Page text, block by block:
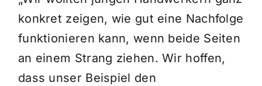
konkret zeigen, wie gut eine Nachfolge
funktionieren kann, wenn beide Seiten
an einem Strang ziehen. Wir hoffen,
dass unser Beispiel den